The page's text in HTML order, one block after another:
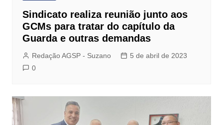
Sindicato realiza reunião junto aos
GCMs para tratar do capítulo da
Guarda e outras demandas
Redação AGSP - Suzano
5 de abril de 2023
0